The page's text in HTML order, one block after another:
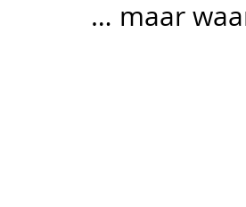
… maar